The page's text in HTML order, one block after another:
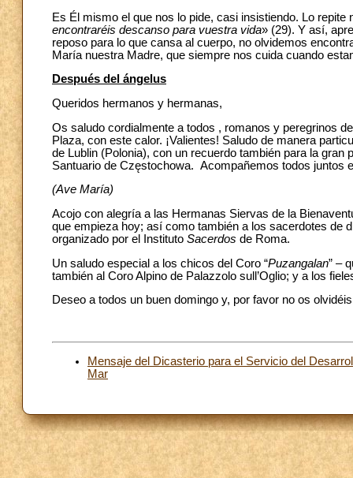
Es Él mismo el que nos lo pide, casi insistiendo. Lo
encontraréis descanso para vuestra vida» (29). Y así,
reposo para lo que cansa al cuerpo, no olvidemos
María nuestra Madre, que siempre nos cuida cuando
Después del ángelus
Queridos hermanos y hermanas,
Os saludo cordialmente a todos , romanos y peregrinos
Plaza, con este calor. ¡Valientes! Saludo de manera
de Lublin (Polonia), con un recuerdo también para la
Santuario de Częstochowa. Acompañemos todos
(Ave María)
Acojo con alegría a las Hermanas Siervas de la
que empieza hoy; así como también a los sacerdotes de
organizado por el Instituto Sacerdos de Roma.
Un saludo especial a los chicos del Coro “Puzangalan” –
también al Coro Alpino de Palazzolo sull’Oglio; y a los
Deseo a todos un buen domingo y, por favor no os
Mensaje del Dicasterio para el Servicio del
Mar